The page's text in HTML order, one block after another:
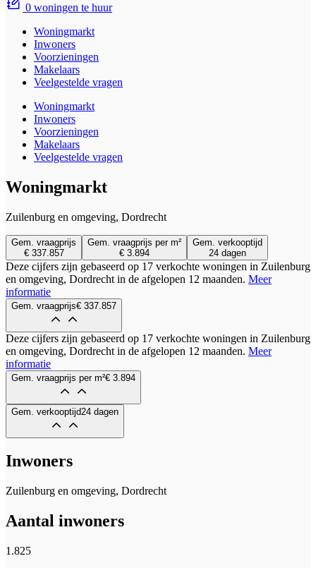
0 woningen te huur
Woningmarkt
Inwoners
Voorzieningen
Makelaars
Veelgestelde vragen
Woningmarkt
Inwoners
Voorzieningen
Makelaars
Veelgestelde vragen
Woningmarkt
Zuilenburg en omgeving, Dordrecht
Gem. vraagprijs
€ 337.857
Gem. vraagprijs per m²
€ 3.894
Gem. verkooptijd
24 dagen
Deze cijfers zijn gebaseerd op 17 verkochte woningen in Zuilenburg
en omgeving, Dordrecht in de afgelopen 12 maanden. Meer
informatie
Gem. vraagprijs€ 337.857
Deze cijfers zijn gebaseerd op 17 verkochte woningen in Zuilenburg
en omgeving, Dordrecht in de afgelopen 12 maanden. Meer
informatie
Gem. vraagprijs per m²€ 3.894
Gem. verkooptijd24 dagen
Inwoners
Zuilenburg en omgeving, Dordrecht
Aantal inwoners
1.825